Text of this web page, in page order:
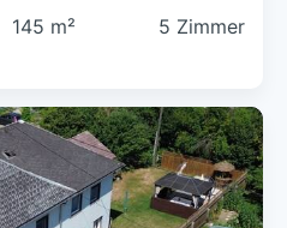
145 m² 5 Zimmer